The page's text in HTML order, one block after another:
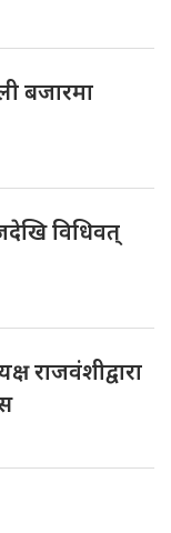
बजारमा
विधिवत्
राजवंशीद्वारा